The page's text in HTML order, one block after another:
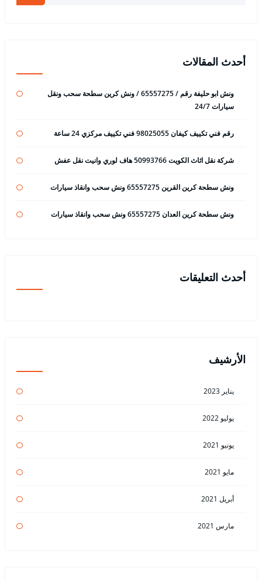
أحدث المقالات
ونش ابو حليفة رقم / 65557275 / ونش كرين سطحة سحب ونقل
سيارات 24/7
رقم فني تكييف كيفان 98025055 فني تكييف مركزي 24 ساعة
شركة نقل اثاث الكويت 50993766 هاف لوري وانيت نقل عفش
ونش سطحة كرين القرين 65557275 ونش سحب وانقاذ سيارات
ونش سطحة كرين العدان 65557275 ونش سحب وانقاذ سيارات
أحدث التعليقات
الأرشيف
يناير 2023
يوليو 2022
يونيو 2021
مايو 2021
أبريل 2021
مارس 2021